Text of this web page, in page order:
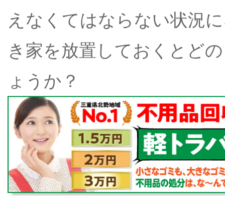
えなくてはならない状況
き家を放置しておくとど
ょうか？